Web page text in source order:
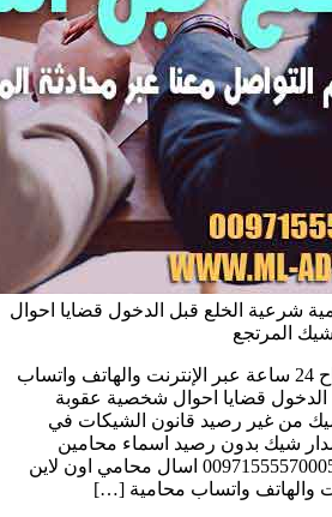
شرعية الخلع قبل الدخول قضايا احوال
المرتجع
اسال محامي اون لاين متاح 24 ساعة عبر الإنترنت والهاتف واتساب
قضايا احوال شخصية عقوبة
من غير رصيد قانون الشيكات في
شيك بدون رصيد اسماء محامين
محامي ابوظبي واتساب: 00971555570005 اسال محامي اون لاين